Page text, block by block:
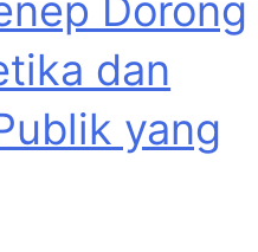
Dorong
dan
yang